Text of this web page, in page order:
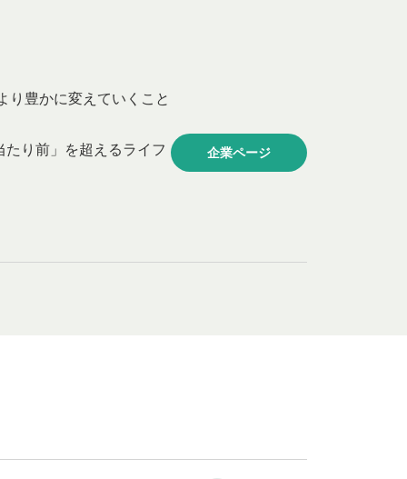
り豊かに変えていくこと
り前」を超えるライフ 企業ページ